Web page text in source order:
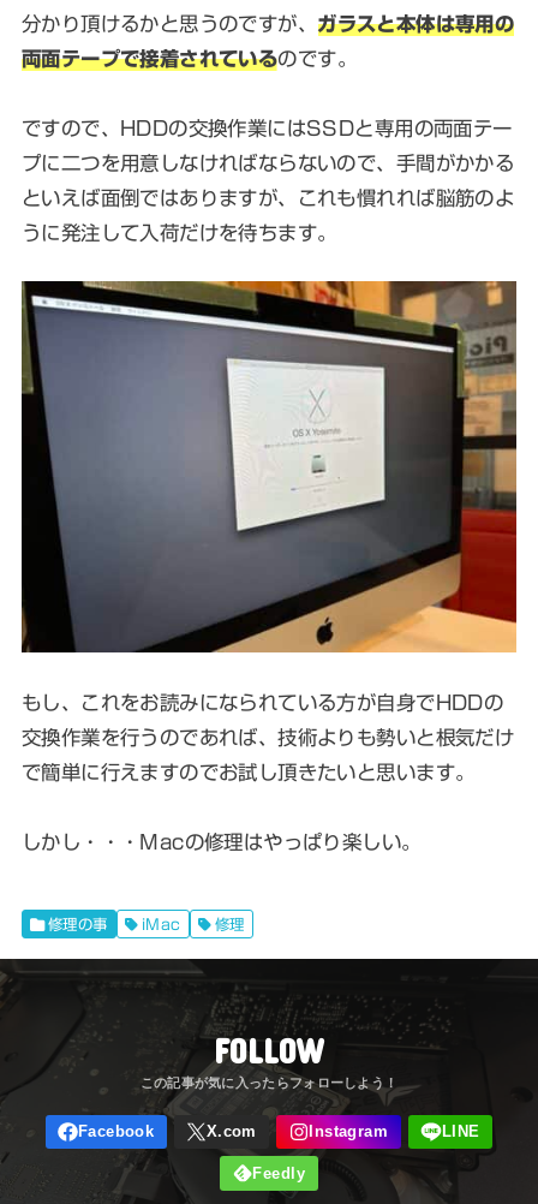
分かり頂けるかと思うのですが、 ガラスと本体は専用の
両面テープで接着されているのです。
ですので、HDDの交換作業にはSSDと専用の両面テー
プに二つを用意しなければならないので、手間がかかる
といえば面倒ではありますが、これも慣れれば脳筋のよ
うに発注して入荷だけを待ちます。
もし、これをお読みになられている方が自身でHDDの
交換作業を行うのであれば、技術よりも勢いと根気だけ
で簡単に行えますのでお試し頂きたいと思います。
しかし・・・Macの修理はやっぱり楽しい。
修理の事 iMac 修理
FOLLOW